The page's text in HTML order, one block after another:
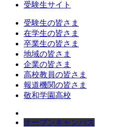
受験生サイト
受験生の皆さま
在学生の皆さま
卒業生の皆さま
地域の皆さま
企業の皆さま
高校教員の皆さま
報道機関の皆さま
敬和学園高校
オープンキャンパス